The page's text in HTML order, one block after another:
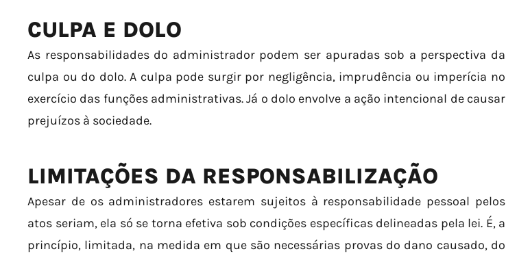
CULPA E DOLO
As responsabilidades do administrador podem ser apuradas sob a perspectiva da
culpa ou do dolo. A culpa pode surgir por negligência, imprudência ou imperícia no
exercício das funções administrativas. Já o dolo envolve a ação intencional de causar
prejuízos à sociedade.
LIMITAÇÕES DA RESPONSABILIZAÇÃO
Apesar de os administradores estarem sujeitos à responsabilidade pessoal pelos
atos seriam, ela só se torna efetiva sob condições específicas delineadas pela lei. É, a
princípio, limitada, na medida em que são necessárias provas do dano causado, do